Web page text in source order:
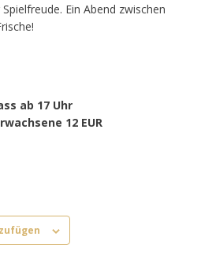
Ein Abend zwischen
ab 17 Uhr
12 EUR